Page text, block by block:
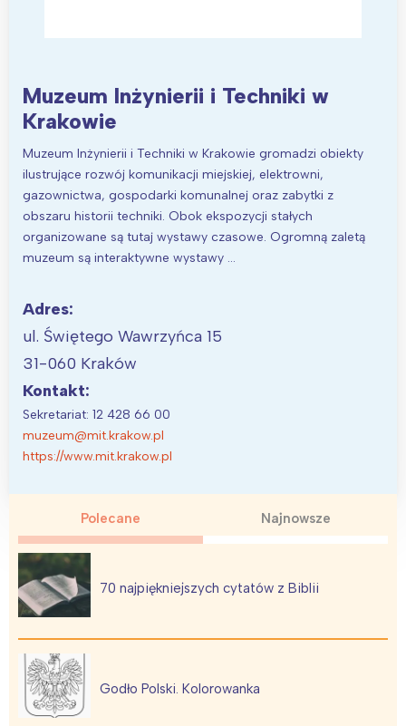
Muzeum Inżynierii i Techniki w
Krakowie
Muzeum Inżynierii i Techniki w Krakowie gromadzi obiekty
ilustrujące rozwój komunikacji miejskiej, elektrowni,
gazownictwa, gospodarki komunalnej oraz zabytki z
obszaru historii techniki. Obok ekspozycji stałych
organizowane są tutaj wystawy czasowe. Ogromną zaletą
muzeum są interaktywne wystawy …
Adres:
ul. Świętego Wawrzyńca 15
31-060 Kraków
Kontakt:
Sekretariat: 12 428 66 00
muzeum@mit.krakow.pl
https://www.mit.krakow.pl
Polecane Najnowsze
70 najpiękniejszych cytatów z Biblii
Godło Polski. Kolorowanka